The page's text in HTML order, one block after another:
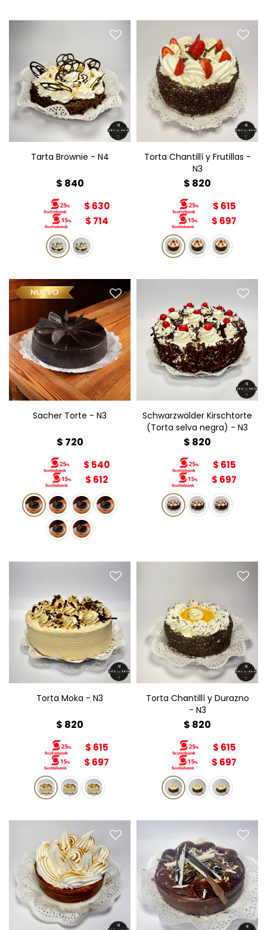
Torta Brownie N4
Diámetro: 17cm
Peso: 800g
Tarta Brownie - N4
$ 840
$ 630
$ 714
Torta Chantillí y Frutillas
N3
Diámetro: 15cm
Peso: 800g
Torta Chantillí y Frutillas -
N3
$ 820
$ 615
$ 697
Sacher Torte N3
Diámetro: 15cm
Peso: 800g
Sacher Torte - N3
$ 720
$ 540
$ 612
Schwarzwälder Kirschtorte
(Torta selva negra) N3
Diámetro: 15cm
Peso: 800g
Schwarzwälder Kirschtorte
(Torta selva negra) - N3
$ 820
$ 615
$ 697
Torta Moka N3
Diámetro: 15cm
Peso: 800g
Torta Moka - N3
$ 820
$ 615
$ 697
Torta Chantillí y Durazno
N3
Diámetro: 15cm
Peso: 800g
Torta Chantillí y Durazno
- N3
$ 820
$ 615
$ 697
Torta Alfajor N3
Diámetro: 15cm
Peso: 800g
Torta Sinfonía N3
Diámetro: 15cm
Peso: 800g